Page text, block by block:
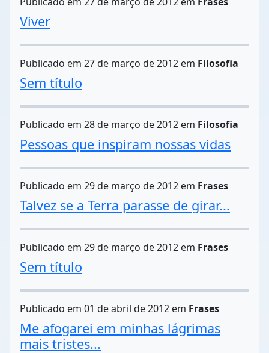
Viver
Publicado em 27 de março de 2012 em Filosofia
Sem título
Publicado em 28 de março de 2012 em Filosofia
Pessoas que inspiram nossas vidas
Publicado em 29 de março de 2012 em Frases
Talvez se a Terra parasse de girar...
Publicado em 29 de março de 2012 em Frases
Sem título
Publicado em 01 de abril de 2012 em Frases
Me afogarei em minhas lágrimas
mais tristes...